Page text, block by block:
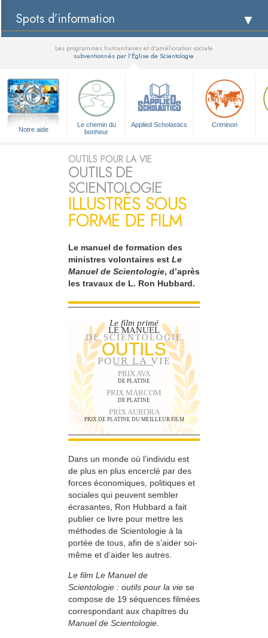
Spots d’information
Les programmes humanitaires et d’amélioration sociale
subventionnés par l’Église de Scientologie
Notre aide
Le chemin du
bonheur
Applied Scholastics Criminon
OUTILS POUR LA VIE
OUTILS DE
SCIENTOLOGIE
ILLUSTRÉS SOUS
FORME DE FILM
Le manuel de formation des
ministres volontaires est Le
Manuel de Scientologie, d’après
les travaux de L. Ron Hubbard.
Le film primé
LE MANUEL
DE SCIENTOLOGIE
OUTILS
POUR LA VIE
PRIX AVA
DE PLATINE
PRIX MARCOM
DE PLATINE
PRIX AURORA
PRIX DE PLATINE DU MEILLEUR FILM
Dans un monde où l’individu est
de plus en plus encerclé par des
forces économiques, politiques et
sociales qui peuvent sembler
écrasantes, Ron Hubbard a fait
publier ce livre pour mettre les
méthodes de Scientologie à la
portée de tous, afin de s’aider soi-
même et d’aider les autres.
Le film Le Manuel de
Scientologie : outils pour la vie se
compose de 19 séquences filmées
correspondant aux chapitres du
Manuel de Scientologie.